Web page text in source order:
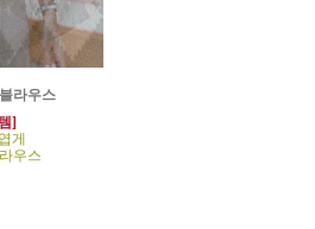
라우스
]
게
우스